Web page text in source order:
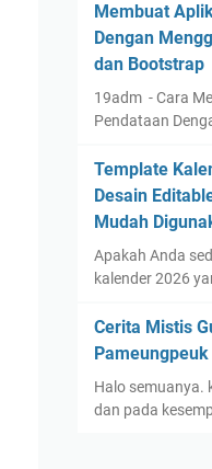
Membuat
Dengan
dan Bootstrap
19adm - Cara
Pendataan
Template
Desain
Mudah
Apakah Anda
kalender 2026
Cerita Mistis
Halo semuanya.
dan pada